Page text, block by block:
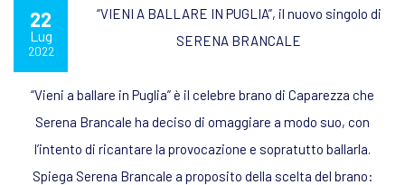
22
Lug
2022
“VIENI A BALLARE IN PUGLIA”, il nuovo singolo di
SERENA BRANCALE
“Vieni a ballare in Puglia” è il celebre brano di Caparezza che
Serena Brancale ha deciso di omaggiare a modo suo, con
l’intento di ricantare la provocazione e sopratutto ballarla.
Spiega Serena Brancale a proposito della scelta del brano: